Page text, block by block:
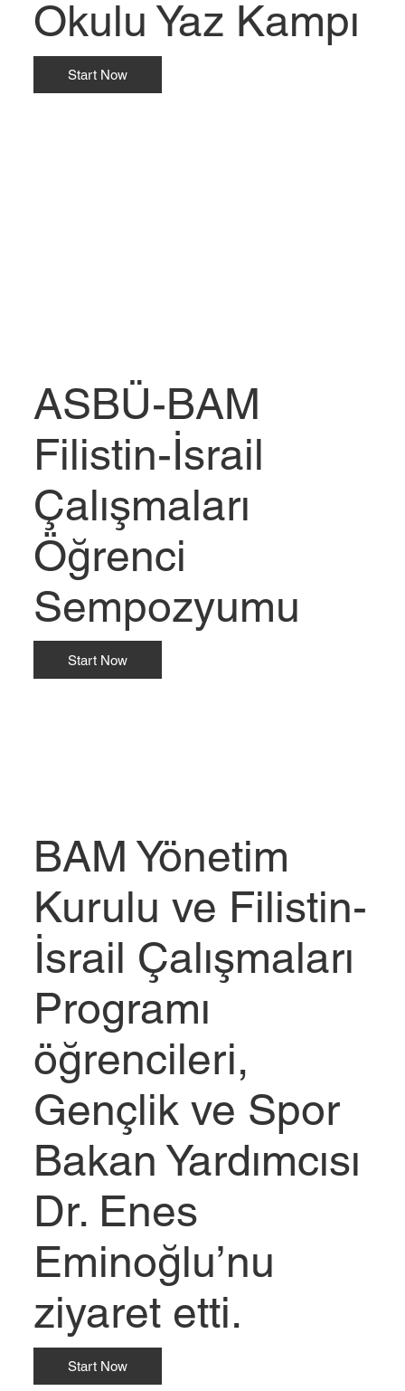
Okulu Yaz Kampı
Start Now
ASBÜ-BAM
Filistin-İsrail
Çalışmaları
Öğrenci
Sempozyumu
Start Now
BAM Yönetim
Kurulu ve Filistin-
İsrail Çalışmaları
Programı
öğrencileri,
Gençlik ve Spor
Bakan Yardımcısı
Dr. Enes
Eminoğlu’nu
ziyaret etti.
Start Now